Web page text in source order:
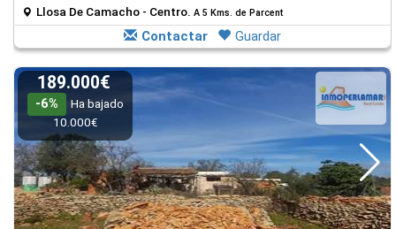
Llosa De Camacho - Centro. A 5 Kms. de Parcent
Contactar Guardar
189.000€
-6%
Ha bajado
10.000€